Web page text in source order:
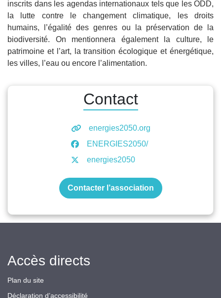
inscrits dans les agendas internationaux tels que les ODD,
la lutte contre le changement climatique, les droits
humains, l’égalité des genres ou la préservation de la
biodiversité. On mentionnera également la culture, le
patrimoine et l’art, la transition écologique et énergétique,
les villes, l’eau ou encore l’alimentation.
Contact
energies2050.org
ENERGIES2050/
energies2050
Contacter l’association
Accès directs
Plan du site
Déclaration d’accessibilité